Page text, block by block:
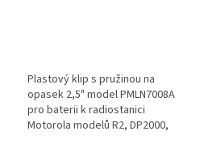
Plastový klip s pružinou na
opasek 2,5" model PMLN7008A
pro baterii k radiostanici
Motorola modelů R2, DP2000,